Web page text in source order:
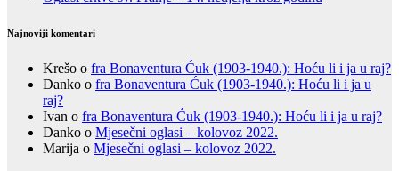
Najnoviji komentari
Krešo o fra Bonaventura Ćuk (1903-1940.): Hoću li i ja u raj?
Danko o fra Bonaventura Ćuk (1903-1940.): Hoću li i ja u
raj?
Ivan o fra Bonaventura Ćuk (1903-1940.): Hoću li i ja u raj?
Danko o Mjesečni oglasi – kolovoz 2022.
Marija o Mjesečni oglasi – kolovoz 2022.